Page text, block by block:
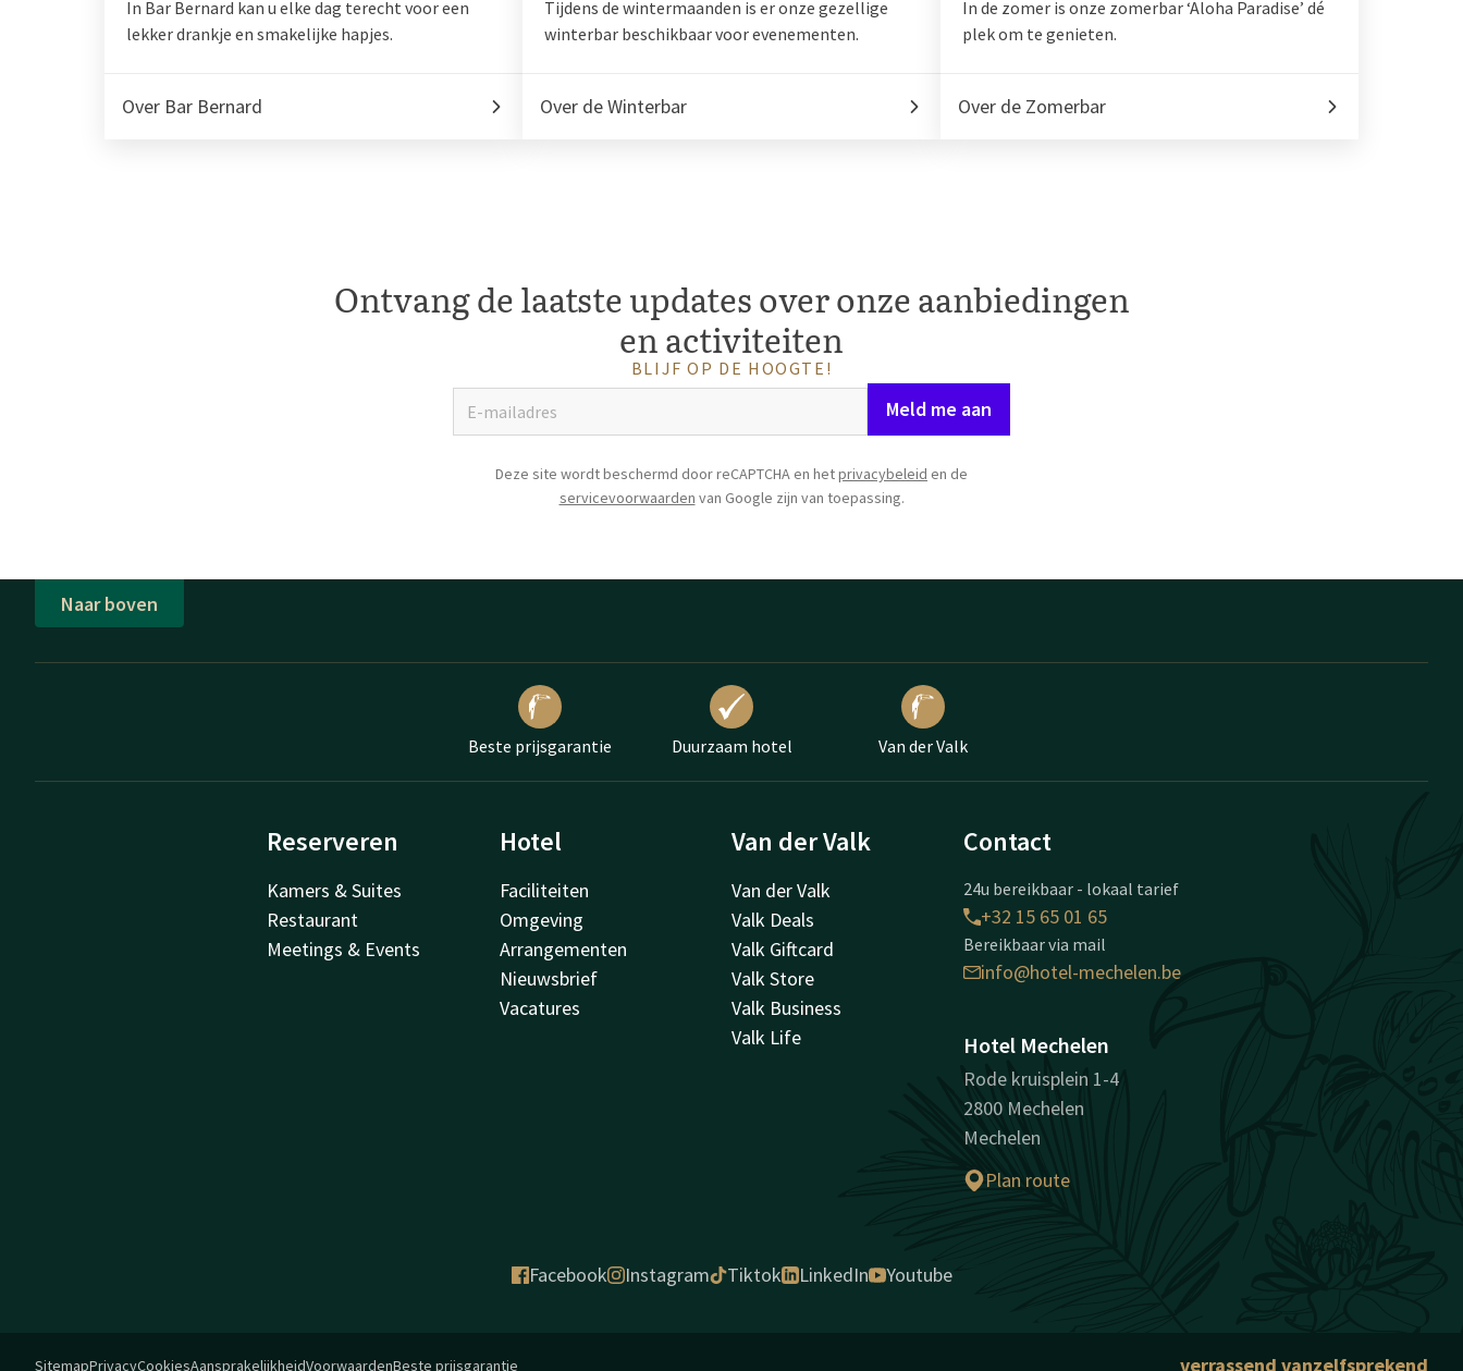
In Bar Bernard kan u elke dag terecht voor een
lekker drankje en smakelijke hapjes.
Over Bar Bernard
Tijdens de wintermaanden is er onze gezellige
winterbar beschikbaar voor evenementen.
Over de Winterbar
In de zomer is onze zomerbar ‘Aloha Paradise’ dé
plek om te genieten.
Over de Zomerbar
Ontvang de laatste updates over onze aanbiedingen
en activiteiten
BLIJF OP DE HOOGTE!
Meld me aan
Deze site wordt beschermd door reCAPTCHA en hetprivacybeleid en de
servicevoorwaarden van Google zijn van toepassing.
Naar boven
Beste prijsgarantie Duurzaam hotel Van der Valk
Reserveren
Kamers & Suites
Restaurant
Meetings & Events
Hotel
Faciliteiten
Omgeving
Arrangementen
Nieuwsbrief
Vacatures
Van der Valk
Van der Valk
Valk Deals
Valk Giftcard
Valk Store
Valk Business
Valk Life
Contact
24u bereikbaar - lokaal tarief
+32 15 65 01 65
Bereikbaar via mail
info@hotel-mechelen.be
Hotel Mechelen
Rode kruisplein 1-4
2800 Mechelen
Mechelen
Plan route
Facebook Instagram Tiktok LinkedIn Youtube
verrassend vanzelfsprekend
SitemapPrivacyCookiesAansprakelijkheidVoorwaardenBeste prijsgarantie